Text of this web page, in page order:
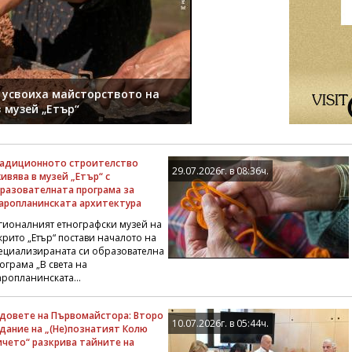
майсторството на
„Етър“
строителство
в музей „Етър“ с
програма за
архитектура
етнографски музей на
„Етър“ постави началото на
си образователна
„В света на
29.07.2026г. в 08:36ч.
на Първомайстора: Второ
на „(Не)познатият Колю
разкрива тайните на
10.07.2026г. в 05:44ч.